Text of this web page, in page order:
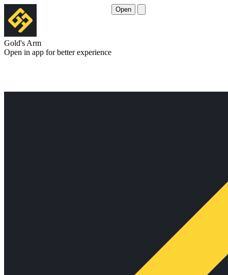
Gold's Arm
Open in app for better experience
Open